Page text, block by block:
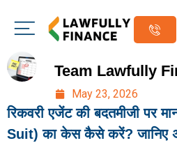
Team Lawfully
May 23, 2026
रिकवरी एजेंट की बदतमीजी पर
Suit) का केस कैसे करें? जानिए